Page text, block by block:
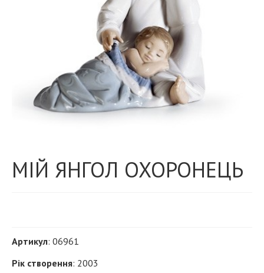
МІЙ ЯНГОЛ ОХОРОНЕЦЬ
Артикул: 06961
Рік створення: 2003